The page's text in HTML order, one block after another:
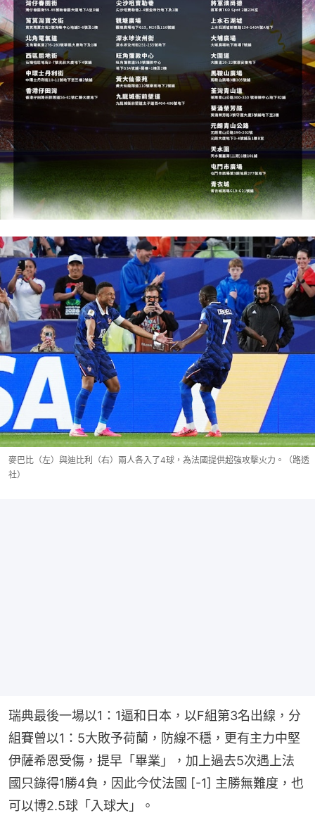
麥巴比（左）與迪比利（右）兩人各入了4球，為法國提供超強攻擊火力。（路透
社）
瑞典最後一場以1：1逼和日本，以F組第3名出線，分
組賽曾以1：5大敗予荷蘭，防線不穩，更有主力中堅
伊薩希恩受傷，提早「畢業」，加上過去5次遇上法
國只錄得1勝4負，因此今仗法國 [-1] 主勝無難度，也
可以博2.5球「入球大」。